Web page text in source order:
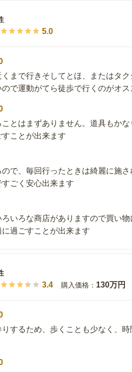
5.0
まで行きそしてとほ、またはタ
で運動がてら徒歩で行くのがオス
とはまずありません。道具もか
ことが出来ます
で、毎回行ったときは綺麗に施
ごく安心出来ます
いろな商店がありますので買い
過ごすことが出来ます
3.4 購入価格： 130万円
するため、歩くことも少なく、